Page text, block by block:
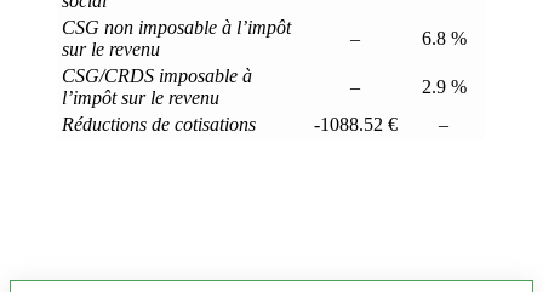
CSG non imposable à l’impôt
sur le revenu
–
6.8 %
CSG/CRDS imposable à
l’impôt sur le revenu
–
2.9 %
Réductions de cotisations
-1088.52 € –